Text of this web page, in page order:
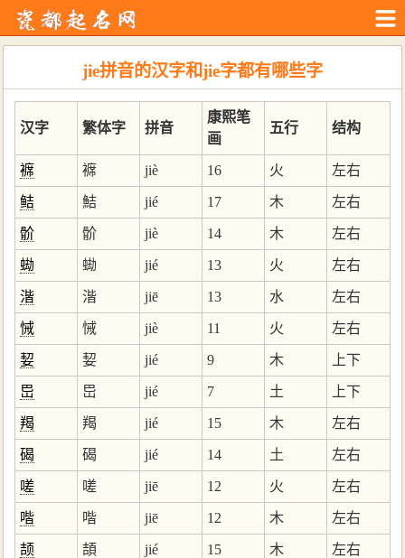
jie拼音的汉字和jie字都有哪些字
汉字 繁体字 拼音
康熙笔
画
五行 结构
褯 褯 jiè 16 火 左右
鲒 鮚 jié 17 木 左右
骱 骱 jiè 14 木 左右
蜐 蜐 jié 13 火 左右
湝 湝 jiē 13 水 左右
悈 悈 jiè 11 火 左右
㛃 㛃 jié 9 木 上下
岊 岊 jié 7 土 上下
羯 羯 jié 15 木 左右
碣 碣 jié 14 土 左右
嗟 嗟 jiē 12 火 左右
喈 喈 jiē 12 木 左右
颉 頡 jié 15 木 左右